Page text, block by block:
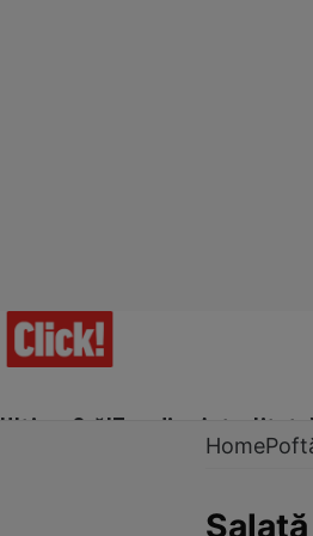
Ultima Oră!Trending Actualitate
Home